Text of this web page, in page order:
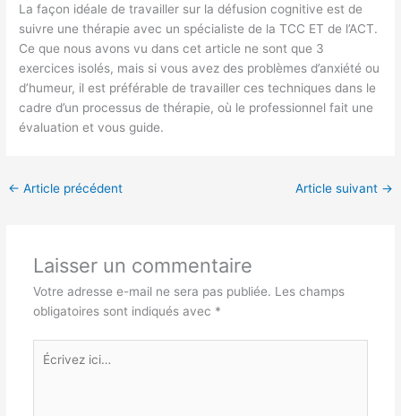
La façon idéale de travailler sur la défusion cognitive est de
suivre une thérapie avec un spécialiste de la TCC ET de l’ACT.
Ce que nous avons vu dans cet article ne sont que 3
exercices isolés, mais si vous avez des problèmes d’anxiété ou
d’humeur, il est préférable de travailler ces techniques dans le
cadre d’un processus de thérapie, où le professionnel fait une
évaluation et vous guide.
← Article précédent Article suivant →
Laisser un commentaire
Votre adresse e-mail ne sera pas publiée. Les champs
obligatoires sont indiqués avec *
Écrivez
ici…